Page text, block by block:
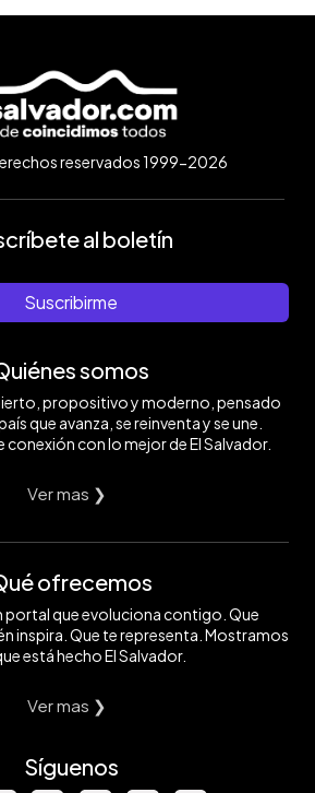
reservados 1999-2026
al boletín
Suscribirme
somos
propositivo y moderno, pensado
que avanza, se reinventa y se une.
con lo mejor de El Salvador.
Ver mas ❯
ofrecemos
portal que evoluciona contigo. Que
inspira. Que te representa. Mostramos
está hecho El Salvador.
Ver mas ❯
Síguenos